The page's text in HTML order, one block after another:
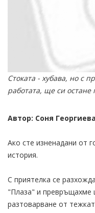
Стоката - хубава, но с
работата, ще си остане
Автор: Соня Георгиева
Ако сте изненадани от
история.
С приятелка се
"Плаза" и превръщахме
разтоварване от